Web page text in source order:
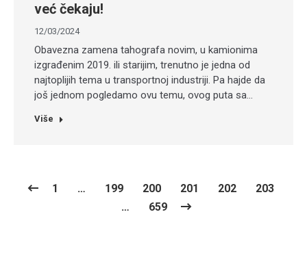
već čekaju!
12/03/2024
Obavezna zamena tahografa novim, u kamionima
izgrađenim 2019. ili starijim, trenutno je jedna od
najtoplijih tema u transportnoj industriji. Pa hajde da
još jednom pogledamo ovu temu, ovog puta sa…
Više
1 … 199 200 201 202
203
…
659